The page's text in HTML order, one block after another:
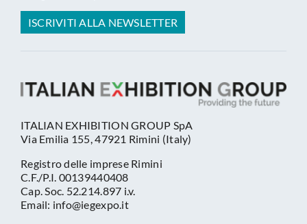
ISCRIVITI ALLA NEWSLETTER
ITALIAN EXHIBITION GROUP SpA
Via Emilia 155, 47921 Rimini (Italy)
Registro delle imprese Rimini
C.F./P.I. 00139440408
Cap. Soc. 52.214.897 i.v.
Email: info@iegexpo.it